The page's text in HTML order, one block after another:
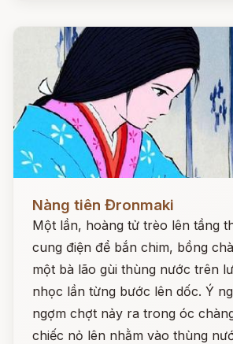
Nàng tiên Đronmaki
Một lần, hoàng tử trèo lên tầng
cung điện để bắn chim, bồng
một bà lão gùi thùng nước trên
nhọc lần từng bước lên dốc. Ý
ngợm chợt nảy ra trong óc
chiếc nỏ lên nhằm vào thùng